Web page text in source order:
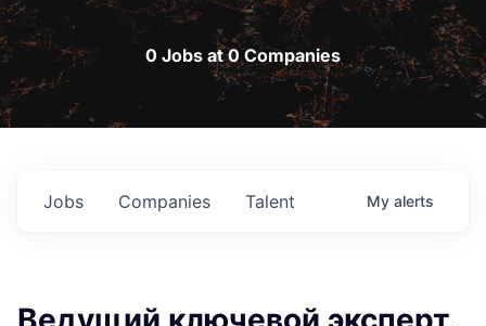
0 Jobs at 0 Companies
Jobs Companies Talent My alerts